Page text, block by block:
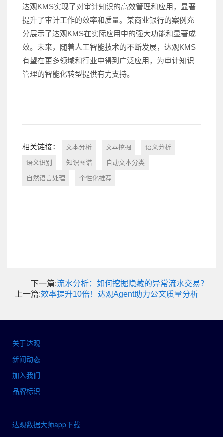
达观KMS实现了对审计知识的高效管理和应用，显著
提升了审计工作的效率和质量。 某商业银行的案例充
分展示了达观KMS在实际应用中的强大功能和显著成
效。未来，随着人工智能技术的不断发展，达观KMS
有望在更多领域和行业中得到广泛应用，为审计知识
管理的智能化转型提供有力支持。
相关链接： 文本分析 文本挖掘 语义分析
语义识别 知识图谱 自动文本分类
自然语言处理 个性化推荐
下一篇:流水分析：如何挖掘隐藏的异常流水交易？
上一篇:效率提升10倍！达观Agent助力公文质量分析
关于达观
新闻动态
加入我们
品牌标识
达观数据大师app下载